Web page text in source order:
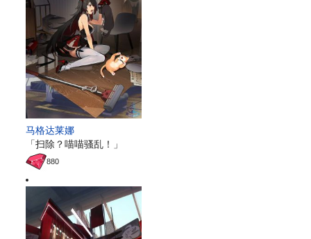
马格达莱娜
「扫除？喵喵骚乱！」
880